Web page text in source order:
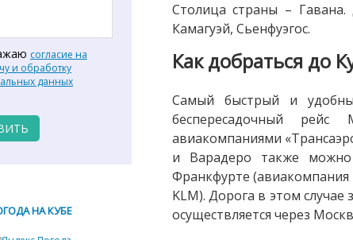
Столица страны – Гавана.
Камагуэй, Сьенфуэгос.
Как добраться до
Самый быстрый и
беспересадочный рейс
авиакомпаниями
и Варадеро также
Франкфурте
KLM). Дорога в этом
осуществляется через
согласие на
и обработку
данных
НА КУБЕ